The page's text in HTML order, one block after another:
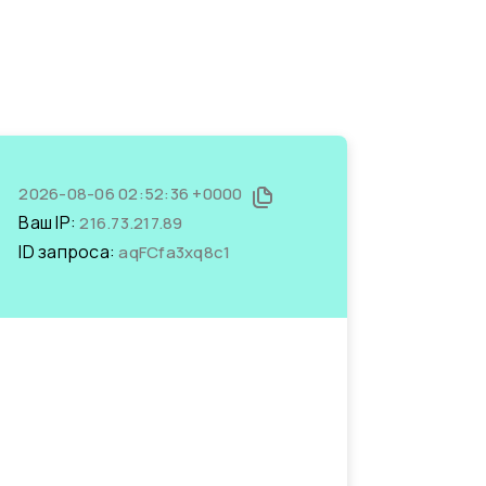
2026-08-06 02:52:36 +0000
Ваш IP:216.73.217.89
ID запроса:aqFCfa3xq8c1